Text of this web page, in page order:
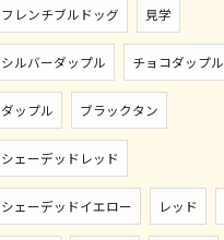
フレンチブルドッグ 見学
シルバーダップル チョコダップル
ダップル ブラックタン
シェーデッドレッド
シェーデッドイエロー レッド